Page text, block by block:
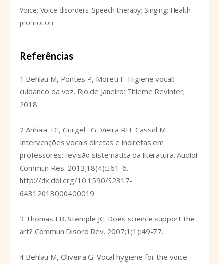
Voice; Voice disorders: Speech therapy; Singing; Health
promotion
Referências
1 Behlau M, Pontes P, Moreti F. Higiene vocal:
cuidando da voz. Rio de Janeiro: Thieme Revinter;
2018.
2 Anhaia TC, Gurgel LG, Vieira RH, Cassol M.
Intervenções vocais diretas e indiretas em
professores: revisão sistemática da literatura. Audiol
Commun Res. 2013;18(4):361-6.
http://dx.doi.org/10.1590/S2317-
64312013000400019.
3 Thomas LB, Stemple JC. Does science support the
art? Commun Disord Rev. 2007;1(1):49-77.
4 Behlau M, Oliveira G. Vocal hygiene for the voice